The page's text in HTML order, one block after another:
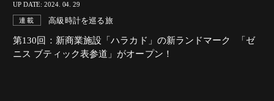
UP DATE: 2024. 04. 29
連載 高級時計を巡る旅
第130回：新商業施設「ハラカド」の新ランドマーク 「ゼ
ニス ブティック表参道」がオープン！